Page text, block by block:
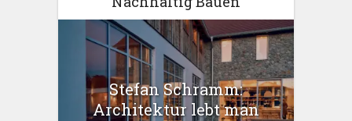
Stefan Schramm:
Architektur lebt man